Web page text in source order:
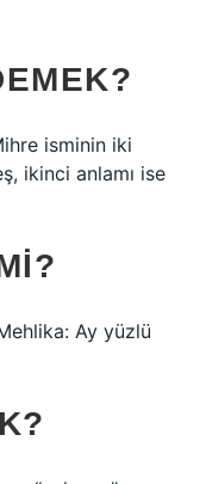
isminin iki
ikinci anlamı ise
Ay yüzlü